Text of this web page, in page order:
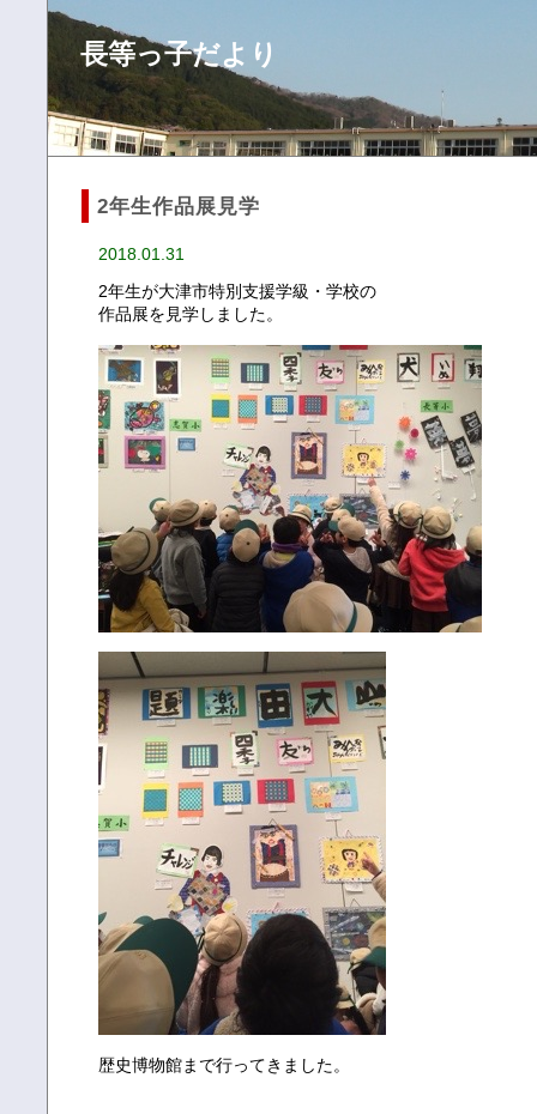
長等っ子だより
2年生作品展見学
2018.01.31
2年生が大津市特別支援学級・学校の
作品展を見学しました。
歴史博物館まで行ってきました。